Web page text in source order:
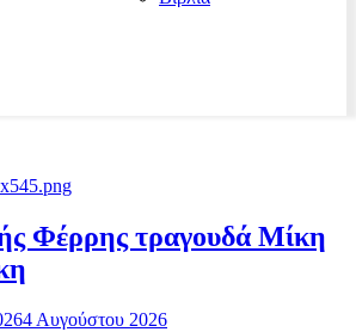
Φέρρης τραγουδά Μίκη
4 Αυγούστου 2026